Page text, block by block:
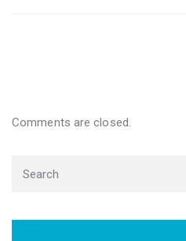
Comments are closed.